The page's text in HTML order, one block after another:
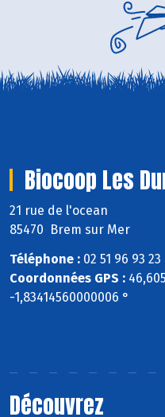
Biocoop Les
21 rue de l'ocean
85470 Brem sur Mer
Téléphone : 02 51 96 93 23
Coordonnées GPS :
-1,83414560000006 °
Découvrez